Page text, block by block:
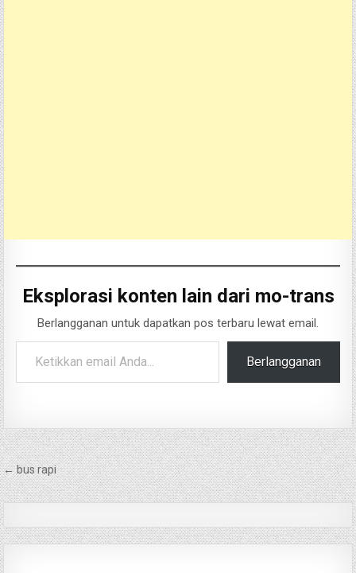
Eksplorasi konten lain dari mo-trans
Berlangganan untuk dapatkan pos terbaru lewat email.
Ketikkan email Anda...
Berlangganan
Navigasi
pos
← bus rapi